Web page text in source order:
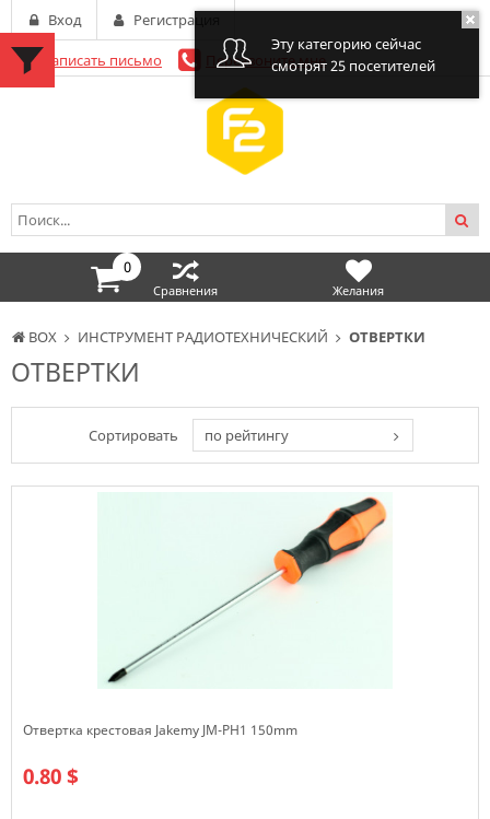
BOX ИНСТРУМЕНТ РАДИОТЕХНИЧЕСКИЙ ОТВЕРТКИ
ОТВЕРТКИ
Сортировать по рейтингу
Отвертка крестовая Jakemy JM-PH1 150mm
0.80 $
Написать письмо Перезвоните мне
Вход Регистрация
0
Сравнения Желания
Эту категорию сейчас
смотрят 25 посетителей